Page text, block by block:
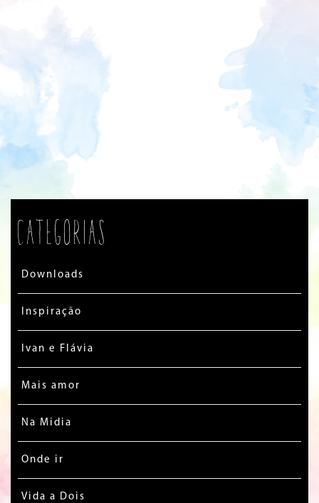
Categorias
Downloads
Inspiração
Ivan e Flávia
Mais amor
Na Midia
Onde ir
Vida a Dois